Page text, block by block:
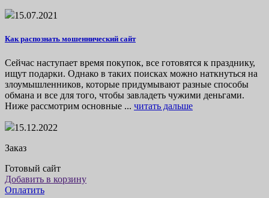
15.07.2021
Как распознать мошеннический сайт
Сейчас наступает время покупок, все готовятся к празднику,
ищут подарки. Однако в таких поисках можно наткнуться на
злоумышленников, которые придумывают разные способы
обмана и все для того, чтобы завладеть чужими деньгами.
Ниже рассмотрим основные ... читать дальше
15.12.2022
Заказ
Готовый сайт
Добавить в корзину
Оплатить